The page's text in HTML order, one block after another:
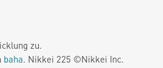
zu.
baha. Nikkei 225 ©Nikkei Inc.